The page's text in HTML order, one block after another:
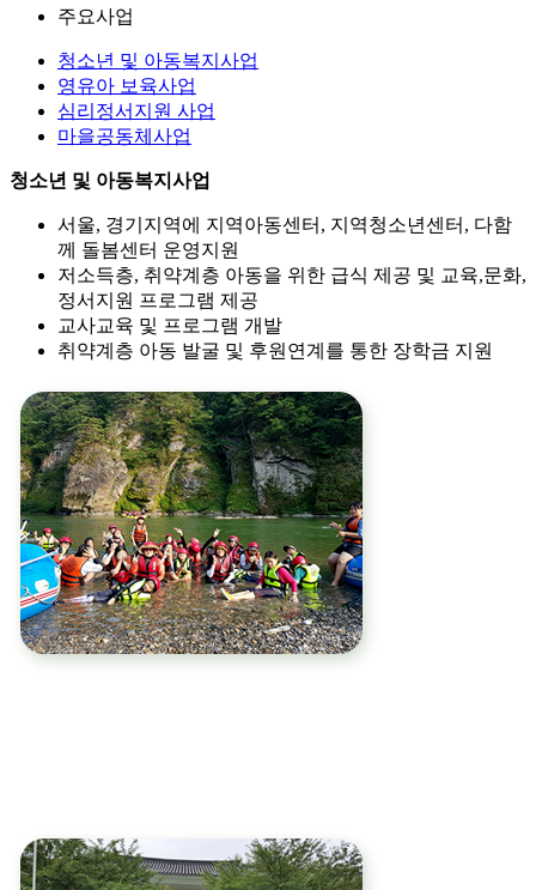
주요사업
청소년 및 아동복지사업
영유아 보육사업
심리정서지원 사업
마을공동체사업
청소년 및 아동복지사업
서울, 경기지역에 지역아동센터, 지역청소년센터, 다함
께 돌봄센터 운영지원
저소득층, 취약계층 아동을 위한 급식 제공 및 교육,문화,
정서지원 프로그램 제공
교사교육 및 프로그램 개발
취약계층 아동 발굴 및 후원연계를 통한 장학금 지원